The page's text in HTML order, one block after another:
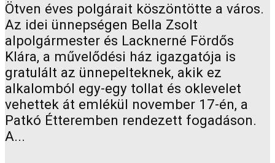
Ötven éves polgárait köszöntötte a város.
Az idei ünnepségen Bella Zsolt
alpolgármester és Lacknerné Fördős
Klára, a művelődési ház igazgatója is
gratulált az ünnepelteknek, akik ez
alkalomból egy-egy tollat és oklevelet
vehettek át emlékül november 17-én, a
Patkó Étteremben rendezett fogadáson.
A...